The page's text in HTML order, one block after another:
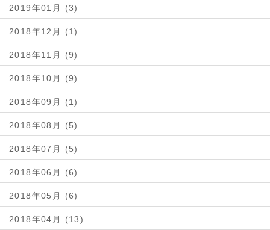
2019年01月 (3)
2018年12月 (1)
2018年11月 (9)
2018年10月 (9)
2018年09月 (1)
2018年08月 (5)
2018年07月 (5)
2018年06月 (6)
2018年05月 (6)
2018年04月 (13)